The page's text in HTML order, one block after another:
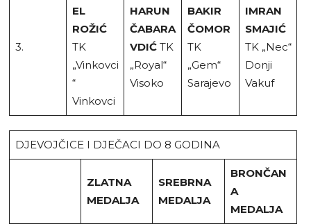
3.
EL
ROŽIĆ
TK
„Vinkovci
“
Vinkovci
HARUN
ČABARA
VDIĆTK
„Royal“
Visoko
BAKIR
ČOMOR
TK
„Gem“
Sarajevo
IMRAN
SMAJIĆ
TK „Nec“
Donji
Vakuf
DJEVOJČICE I DJEČACI DO 8 GODINA
ZLATNA
MEDALJA
SREBRNA
MEDALJA
BRONČAN
A
MEDALJA